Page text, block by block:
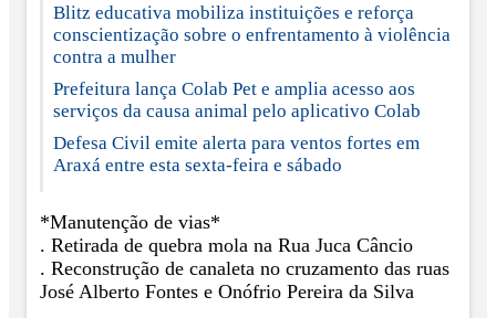
Blitz educativa mobiliza instituições e reforça
conscientização sobre o enfrentamento à violência
contra a mulher
Prefeitura lança Colab Pet e amplia acesso aos
serviços da causa animal pelo aplicativo Colab
Defesa Civil emite alerta para ventos fortes em
Araxá entre esta sexta-feira e sábado
*Manutenção de vias*
. Retirada de quebra mola na Rua Juca Câncio
. Reconstrução de canaleta no cruzamento das ruas
José Alberto Fontes e Onófrio Pereira da Silva